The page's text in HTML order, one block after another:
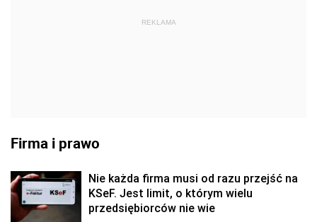
REKLAMA
Firma i prawo
Nie każda firma musi od razu przejść na
KSeF. Jest limit, o którym wielu
przedsiębiorców nie wie